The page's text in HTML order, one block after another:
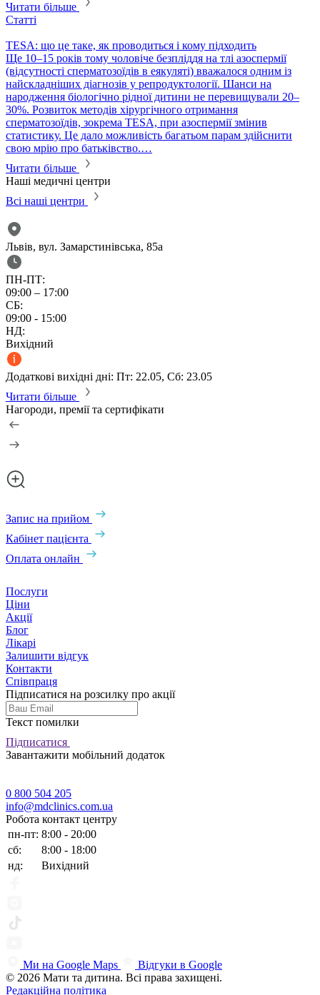
Читати більше
Статті
TESA: що це таке, як проводиться і кому підходить
​Ще 10–15 років тому чоловіче безпліддя на тлі азоспермії
(відсутності сперматозоїдів в еякуляті) вважалося одним із
найскладніших діагнозів у репродуктології. Шанси на
народження біологічно рідної дитини не перевищували 20–
30%. Розвиток методів хірургічного отримання
сперматозоїдів, зокрема TESA, при азоспермії змінив
статистику. Це дало можливість багатьом парам здійснити
свою мрію про батьківство.…
Читати більше
Наші медичні центри
Всі наші центри
Львів, вул. Замарстинівська, 85а
ПН-ПТ:
09:00 – 17:00
СБ:
09:00 - 15:00
НД:
Вихідний
Додаткові вихідні дні: Пт: 22.05, Сб: 23.05
Читати більше
Нагороди, премії та сертифікати
Запис на прийом
Кабінет пацієнта
Оплата онлайн
Послуги
Ціни
Акції
Блог
Лікарі
Залишити відгук
Контакти
Співпраця
Підписатися на розсилку про акції
Текст помилки
Підписатися
Завантажити мобільний додаток
0 800 504 205
info@mdclinics.com.ua
Робота контакт центру
пн-пт: 8:00 - 20:00
сб:
8:00 - 18:00
нд:
Вихідний
Ми на Google Maps
Відгуки в Google
© 2026 Мати та дитина. Всі права захищені.
Редакційна політика